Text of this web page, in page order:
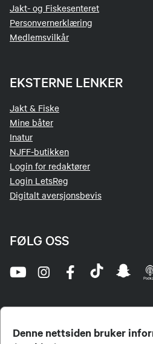
Denne nettsiden bruker
Jakt- og Fiskesenteret
Personvernerklæring
Medlemsvilkår
EKSTERNE LENKER
Jakt & Fiske
Mine båter
Inatur
NJFF-butikken
Login for redaktører
Login LetsReg
Digitalt aversjonsbevis
FØLG OSS